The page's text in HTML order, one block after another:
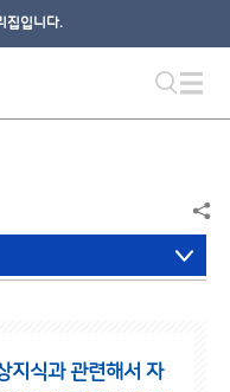
집입니다.
지식과 관련해서 자